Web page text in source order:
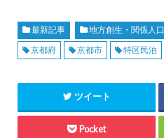
最新記事
地方創生・関係人口
京都府
京都市 特区民泊
ツイート
Pocket